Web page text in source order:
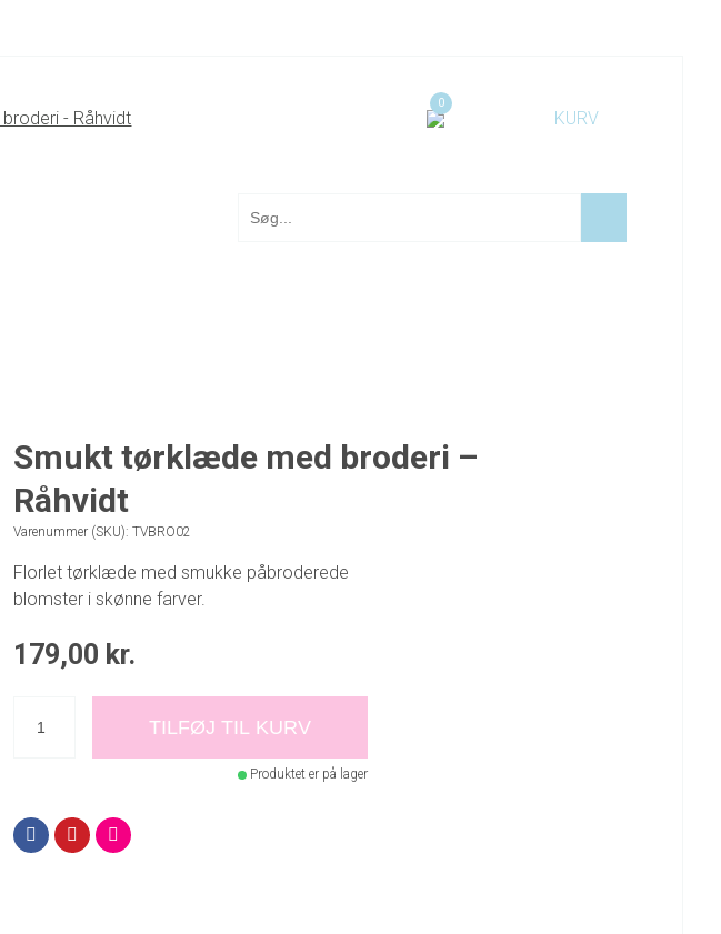
0
Smukt tørklæde med broderi –
Råhvidt
Varenummer (SKU): TVBRO02
Florlet tørklæde med smukke påbroderede
blomster i skønne farver.
179,00 kr.
Produktet er på lager
TILFØJ TIL KURV